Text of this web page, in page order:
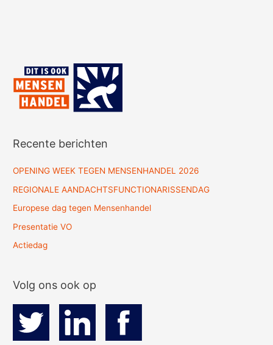
Recente berichten
OPENING WEEK TEGEN MENSENHANDEL 2026
REGIONALE AANDACHTSFUNCTIONARISSENDAG
Europese dag tegen Mensenhandel
Presentatie VO
Actiedag
Volg ons ook op